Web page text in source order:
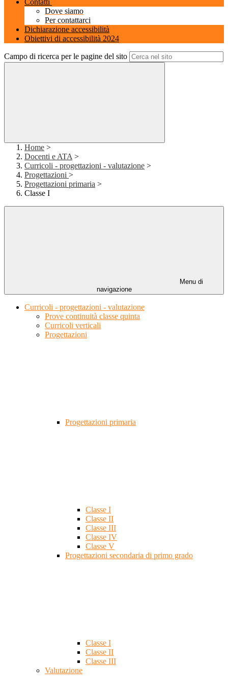
Contatti
Dove siamo
Per contattarci
Dichiarazione accessibilità
Obiettivi di accessibilità 2024
Campo di ricerca per le pagine del sito
Home >
Docenti e ATA >
Curricoli - progettazioni - valutazione >
Progettazioni >
Progettazioni primaria >
Classe I
Menu di
navigazione
Curricoli - progettazioni - valutazione
Prove continuità classe quinta
Curricoli verticali
Progettazioni
Progettazioni primaria
Classe I
Classe II
Classe III
Classe IV
Classe V
Progettazioni secondaria di primo grado
Classe I
Classe II
Classe III
Valutazione